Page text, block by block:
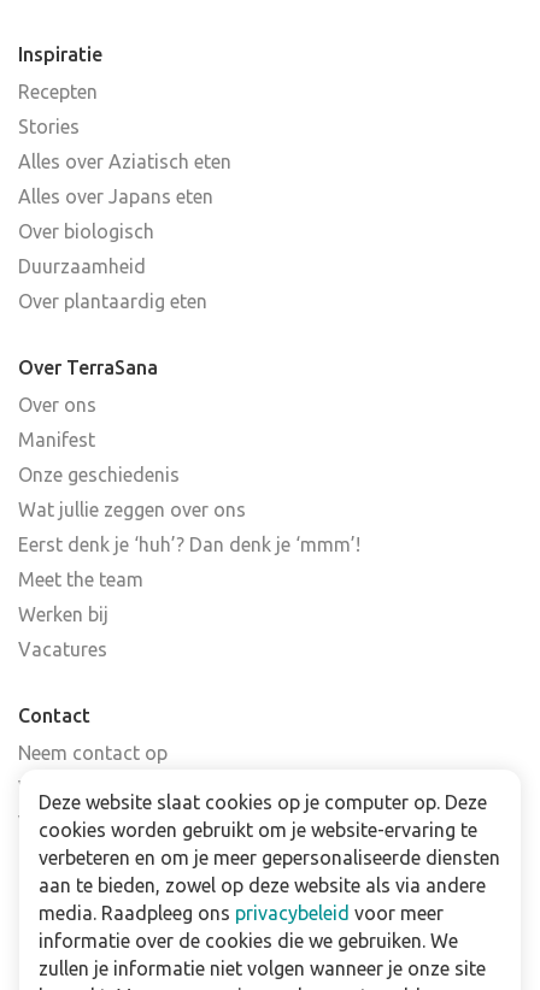
Inspiratie
Recepten
Stories
Alles over Aziatisch eten
Alles over Japans eten
Over biologisch
Duurzaamheid
Over plantaardig eten
Over TerraSana
Over ons
Manifest
Onze geschiedenis
Wat jullie zeggen over ons
Eerst denk je ‘huh’? Dan denk je ‘mmm’!
Meet the team
Werken bij
Vacatures
Contact
Neem contact op
Veelgestelde vragen
Verkooppunten
Nieuwsbrief
Zakelijk
Downloads
Deze website slaat cookies op je computer op. Deze
cookies worden gebruikt om je website-ervaring te
verbeteren en om je meer gepersonaliseerde diensten
aan te bieden, zowel op deze website als via andere
media. Raadpleeg ons privacybeleid voor meer
informatie over de cookies die we gebruiken. We
zullen je informatie niet volgen wanneer je onze site